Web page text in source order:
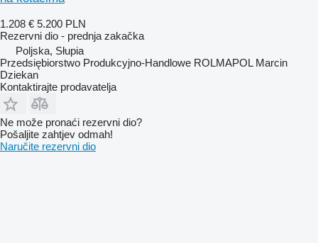
1.208 € 5.200 PLN
Rezervni dio - prednja zakačka
Poljska, Słupia
Przedsiębiorstwo Produkcyjno-Handlowe ROLMAPOL Marcin
Dziekan
Kontaktirajte prodavatelja
Ne može pronaći rezervni dio?
Pošaljite zahtjev odmah!
Naručite rezervni dio